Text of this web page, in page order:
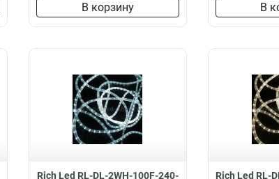
В корзину В
Rich Led RL-DL-2WH-100F-240-
Rich Led RL-